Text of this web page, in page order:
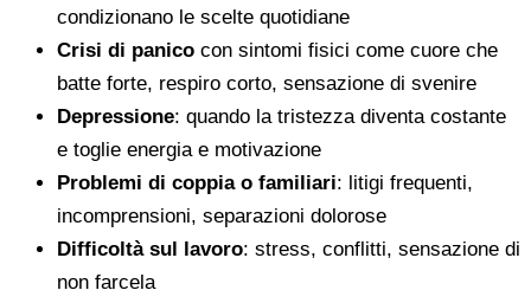
condizionano le scelte quotidiane
Crisi di panico con sintomi fisici come cuore che
batte forte, respiro corto, sensazione di svenire
Depressione: quando la tristezza diventa costante
e toglie energia e motivazione
Problemi di coppia o familiari: litigi frequenti,
incomprensioni, separazioni dolorose
Difficoltà sul lavoro: stress, conflitti, sensazione di
non farcela